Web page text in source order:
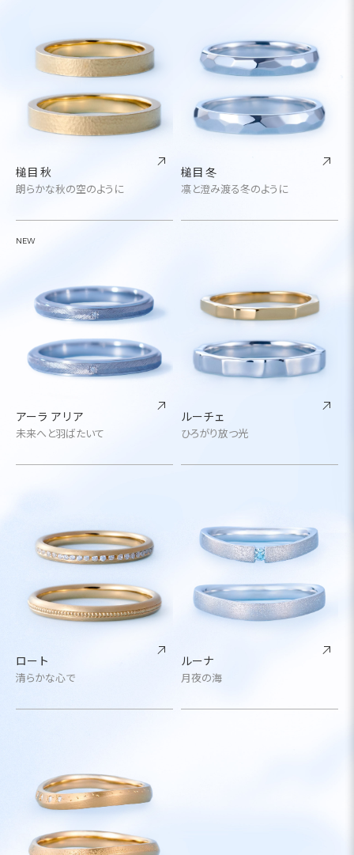
槌目 秋
朗らかな秋の空のように
槌目 冬
凛と澄み渡る冬のように
アーラ アリア
未来へと羽ばたいて
NEW
ルーチェ
ひろがり放つ光
ロート
清らかな心で
ルーナ
月夜の海